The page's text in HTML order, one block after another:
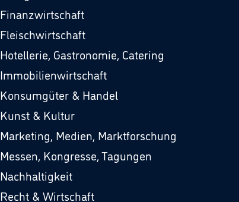
Finanzwirtschaft
Fleischwirtschaft
Hotellerie, Gastronomie, Catering
Immobilienwirtschaft
Konsumgüter & Handel
Kunst & Kultur
Marketing, Medien, Marktforschung
Messen, Kongresse, Tagungen
Nachhaltigkeit
Recht & Wirtschaft